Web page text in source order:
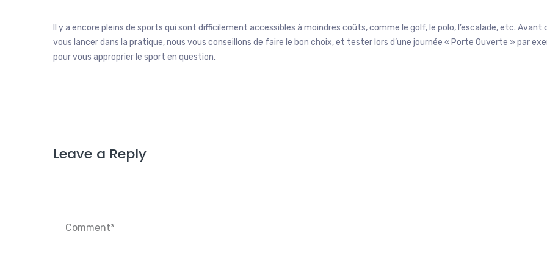
Il y a encore pleins de sports qui sont difficilement accessibles à moindres coûts, comme le golf, le polo, l’escalade, etc. Avant
vous lancer dans la pratique, nous vous conseillons de faire le bon choix, et tester lors d’une journée « Porte Ouverte » par
pour vous approprier le sport en question.
Leave a Reply